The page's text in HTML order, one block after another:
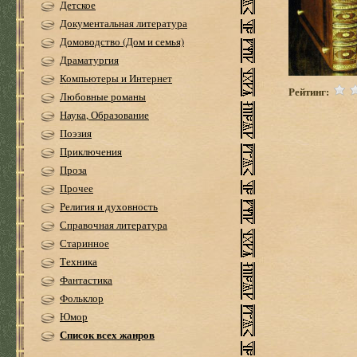
Детское
Документальная литература
Домоводство (Дом и семья)
Драматургия
Компьютеры и Интернет
Любовные романы
Наука, Образование
Поэзия
Приключения
Проза
Прочее
Религия и духовность
Справочная литература
Старинное
Техника
Фантастика
Фольклор
Юмор
Список всех жанров
Рейтинг: